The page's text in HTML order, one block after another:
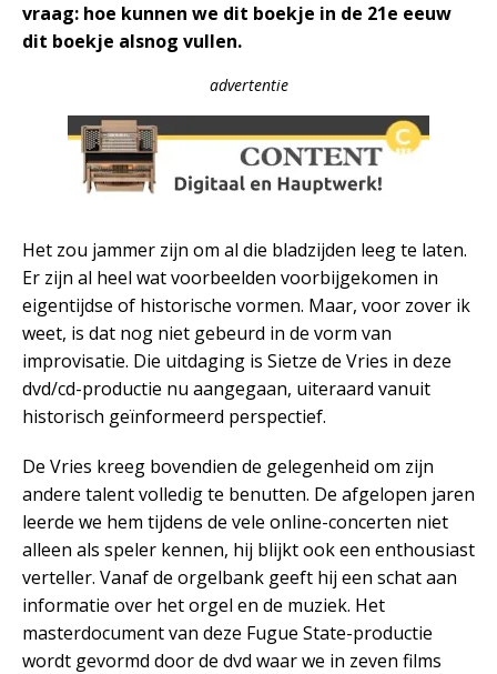
vraag: hoe kunnen we dit boekje in de 21e eeuw
dit boekje alsnog vullen.
advertentie
Het zou jammer zijn om al die bladzijden leeg te laten.
Er zijn al heel wat voorbeelden voorbijgekomen in
eigentijdse of historische vormen. Maar, voor zover ik
weet, is dat nog niet gebeurd in de vorm van
improvisatie. Die uitdaging is Sietze de Vries in deze
dvd/cd-productie nu aangegaan, uiteraard vanuit
historisch geïnformeerd perspectief.
De Vries kreeg bovendien de gelegenheid om zijn
andere talent volledig te benutten. De afgelopen jaren
leerde we hem tijdens de vele online-concerten niet
alleen als speler kennen, hij blijkt ook een enthousiast
verteller. Vanaf de orgelbank geeft hij een schat aan
informatie over het orgel en de muziek. Het
masterdocument van deze Fugue State-productie
wordt gevormd door de dvd waar we in zeven films